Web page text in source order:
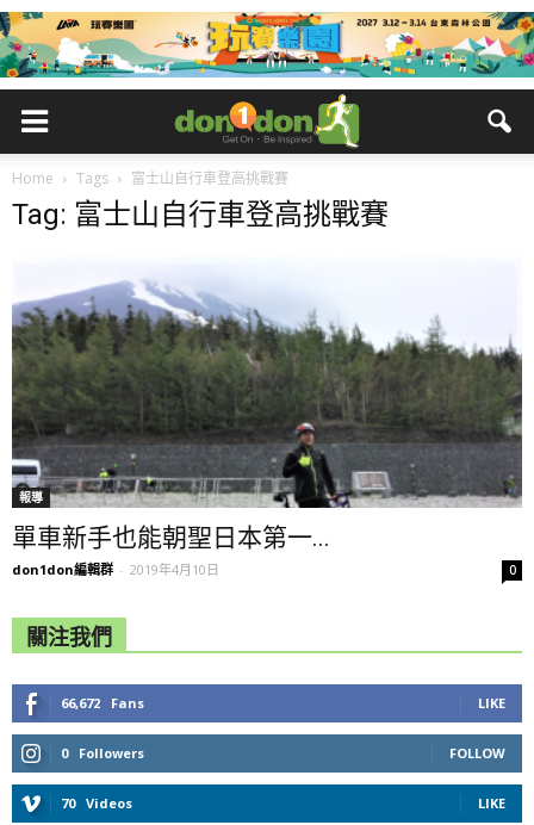
Home Tags 富士山自行車登高挑戰賽
Tag: 富士山自行車登高挑戰賽
報導
單車新手也能朝聖日本第一...
don1don編輯群 - 2019年4月10日 0
關注我們
66,672 Fans LIKE
0 Followers FOLLOW
70 Videos LIKE